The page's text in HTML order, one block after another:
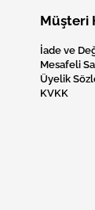
Müşteri
İade ve
Mesafeli
Üyelik
KVKK